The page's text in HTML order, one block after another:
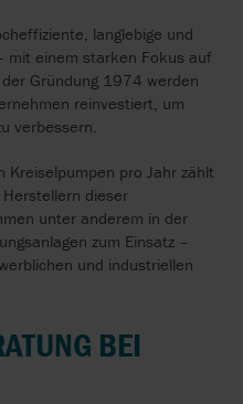
langlebige und
mit einem starken Fokus auf
Gründung 1974 werden
reinvestiert, um
verbessern.
pro Jahr zählt
dieser
unter anderem in der
zum Einsatz –
und industriellen
BEI